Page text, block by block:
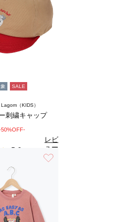
SALE
（KIDS）
刺繍キャップ
50%OFF-
5.0
レビ
ュー
を見
る